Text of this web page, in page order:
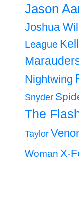
Jason
Joshua
League
Nightwing
Snyder
The
Taylor
Woman X-